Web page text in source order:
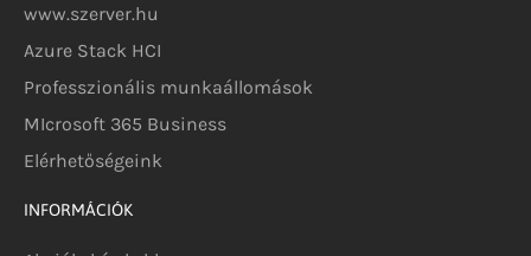
www.szerver.hu
Azure Stack HCI
Professzionális munkaállomások
MIcrosoft 365 Business
Elérhetőségeink
INFORMÁCIÓK